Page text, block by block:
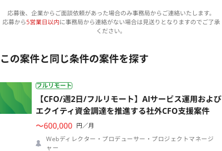
応募後、企業からご面談依頼があった場合のみ事務局からご連絡いたします。
応募から5営業日以内に事務局から連絡がない場合は見送りとなりますのでご了承
ください。
この案件と同じ条件の案件を探す
フルリモート
【CFO/週2日/フルリモート】AIサービス運用および
エクイティ資金調達を推進する社外CFO支援案件
〜600,000 円／月
Webディレクター・プロデューサー・プロジェクトマネージ
ャー